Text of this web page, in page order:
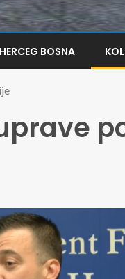
HERCEG BOSNA